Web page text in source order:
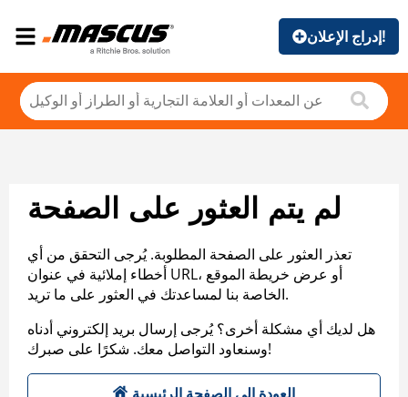
إدراج الإعلان!
لم يتم العثور على الصفحة
تعذر العثور على الصفحة المطلوبة. يُرجى التحقق من أي
أخطاء إملائية في عنوان URL، أو عرض خريطة الموقع
الخاصة بنا لمساعدتك في العثور على ما تريد.
هل لديك أي مشكلة أخرى؟ يُرجى إرسال بريد إلكتروني أدناه
وسنعاود التواصل معك. شكرًا على صبرك!